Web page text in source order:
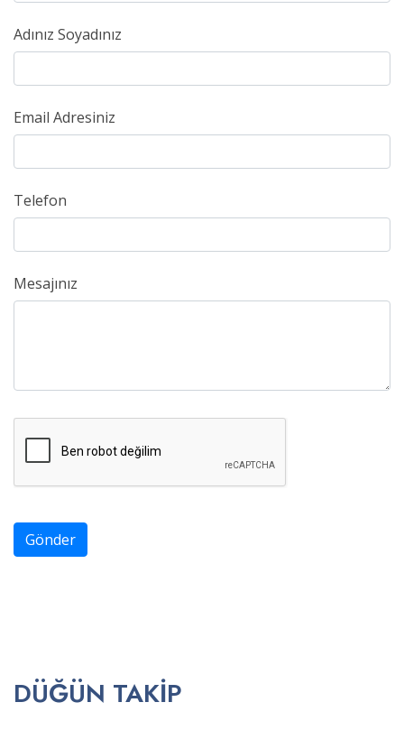
Adınız Soyadınız
Email Adresiniz
Telefon
Mesajınız
Gönder
DÜĞÜN TAKIP